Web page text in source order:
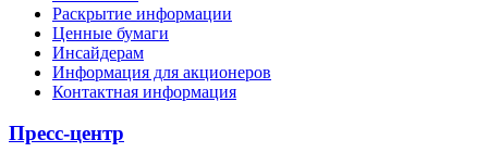
Раскрытие информации
Ценные бумаги
Инсайдерам
Информация для акционеров
Контактная информация
Пресс-центр